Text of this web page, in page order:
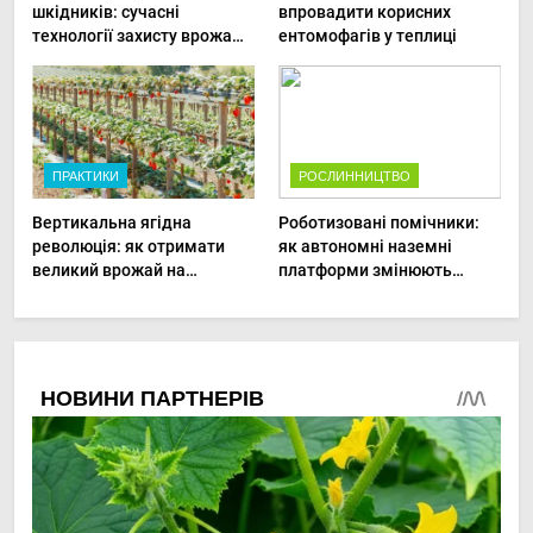
шкідників: сучасні
технології захисту врожаю
впровадити корисних
ентомофагів у теплиці
ПРАКТИКИ
Вертикальна ягідна
революція: як отримати
великий врожай на
РОСЛИННИЦТВО
Роботизовані помічники:
як автономні наземні
платформи змінюють
овочами